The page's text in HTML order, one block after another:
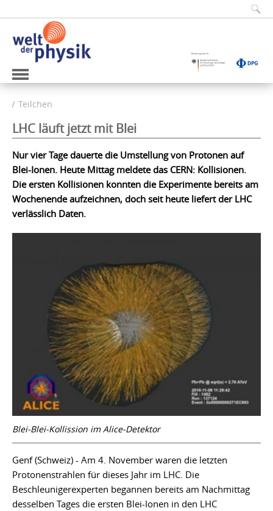
Teilchen
LHC läuft jetzt mit Blei
Nur vier Tage dauerte die Umstellung von Protonen auf
Blei-Ionen. Heute Mittag meldete das CERN: Kollisionen.
Die ersten Kollisionen konnten die Experimente bereits am
Wochenende aufzeichnen, doch seit heute liefert der LHC
verlässlich Daten.
Blei-Blei-Kollission im Alice-Detektor
Genf (Schweiz) - Am 4. November waren die letzten
Protonenstrahlen für dieses Jahr im LHC. Die
Beschleunigerexperten begannen bereits am Nachmittag
desselben Tages die ersten Blei-Ionen in den LHC